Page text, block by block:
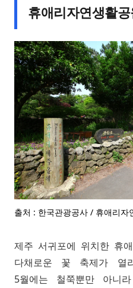
휴애리자연생활공
출처 : 한국관광공사 / 휴애리자
제주 서귀포에 위치한 휴
다채로운 꽃 축제가 열
5월에는 철쭉뿐만 아니